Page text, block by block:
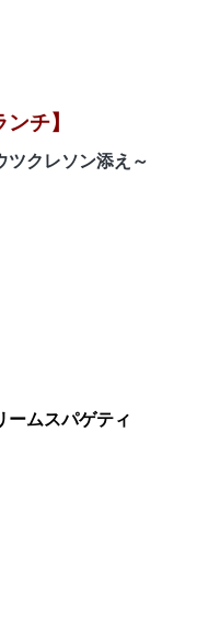
チ】
ツクレソン添え～
ームスパゲティ